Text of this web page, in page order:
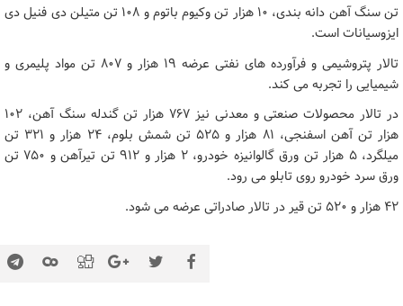
تن سنگ آهن دانه بندی، ۱۰ هزار تن وکیوم باتوم و ۱۰۸ تن متیلن دی فنیل دی
ایزوسیانات است.
تالار پتروشیمی و فرآورده های نفتی عرضه ۱۹ هزار و ۸۰۷ تن مواد پلیمری و
شیمیایی را تجربه می کند.
در تالار محصولات صنعتی و معدنی نیز ۷۶۷ هزار تن گندله سنگ آهن، ۱۰۲
هزار تن آهن اسفنجی، ۸۱ هزار و ۵۲۵ تن شمش بلوم، ۲۴ هزار و ۳۲۱ تن
میلگرد، ۵ هزار تن ورق گالوانیزه خودرو، ۲ هزار و ۹۱۲ تن تیرآهن و ۷۵۰ تن
ورق سرد خودرو روی تابلو می رود.
۴۲ هزار و ۵۲۰ تن قیر در تالار صادراتی عرضه می شود.